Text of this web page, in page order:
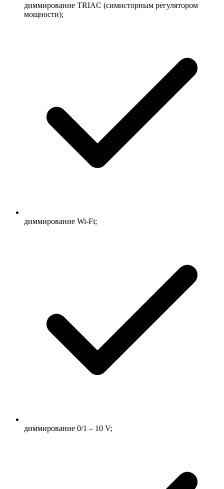
диммирование TRIAC (симисторным регулятором
мощности);
диммирование Wi-Fi;
диммирование 0/1 – 10 V;